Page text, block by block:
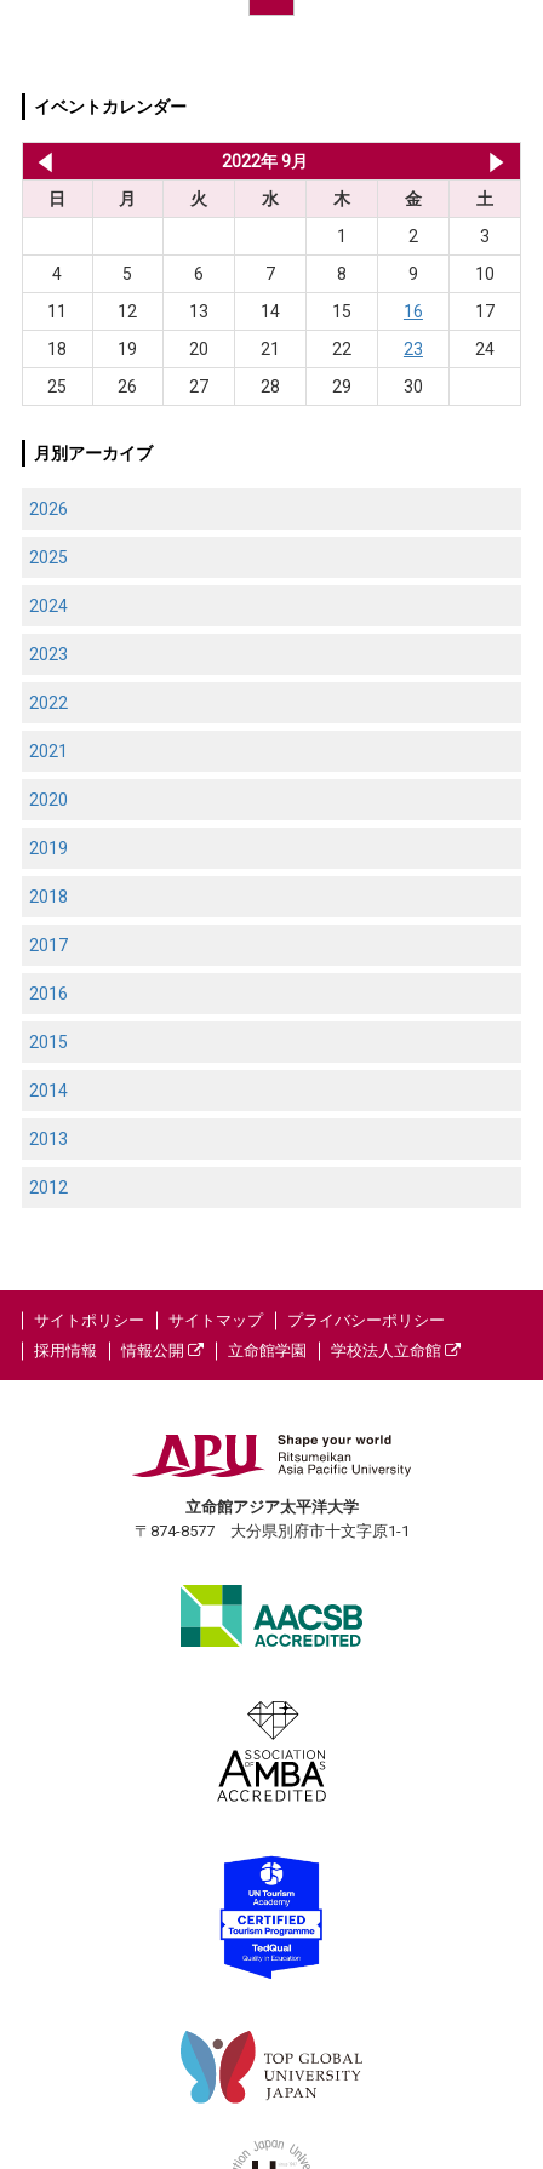
イベントカレンダー
2022年 9月
日
月 火 水 木 金
土
1
2
3
4
5 6 7 8 9
10
11
12 13 14 15 16
17
18
19 20 21 22 23
24
25
26 27 28 29 30
月別アーカイブ
2026
2025
2024
2023
2022
2021
2020
2019
2018
2017
2016
2015
2014
2013
2012
サイトポリシー サイトマップ
プライバシーポリシー
採用情報
情報公開 立命館学園 学校法人立命館
立命館アジア太平洋大学
〒874-8577 大分県別府市十文字原1-1